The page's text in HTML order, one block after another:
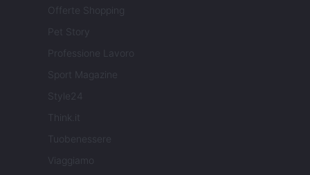
Offerte Shopping
Pet Story
Professione Lavoro
Sport Magazine
Style24
Think.it
Tuobenessere
Viaggiamo